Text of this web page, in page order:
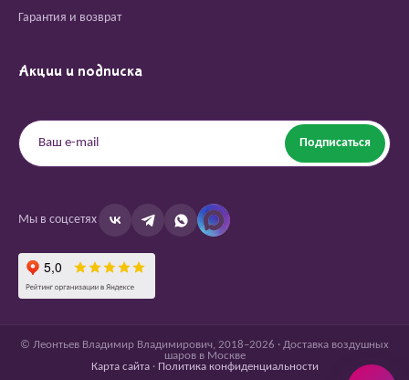
Гарантия и возврат
Акции и подписка
Подписаться
Мы в соцсетях
© Леонтьев Владимир Владимирович, 2018–2026 · Доставка воздушных
шаров в Москве
Карта сайта· Политика конфиденциальности